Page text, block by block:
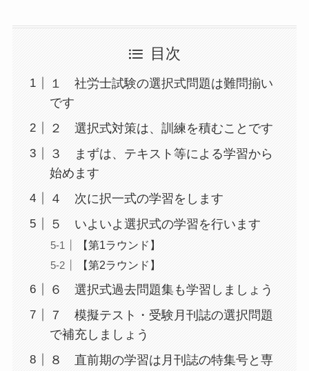
目次
１ 社労士試験の選択式問題は難問揃い
です
２ 選択式対策は、訓練を積むことです
３ まずは、テキスト等による学習から
始めます
４ 次に択一式の学習をします
５ いよいよ選択式の学習を行います
【第1ラウンド】
【第2ラウンド】
６ 選択式過去問題集も学習しましょう
７ 模擬テスト・受験月刊誌の選択問題
で補充しましょう
８ 直前期の学習は月刊誌の特集号と専